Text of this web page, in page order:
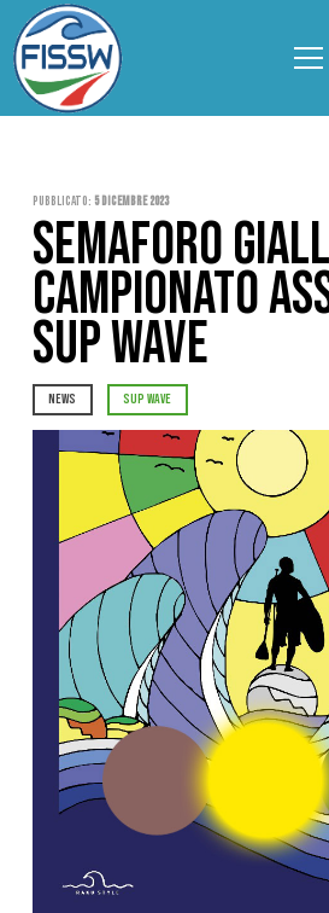
Pubblicato: 5 Dicembre 2023
SEMAFORO
CAMPIONATO
SUP WAVE
NEWS SUP WAVE